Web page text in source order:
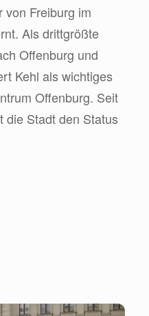
von Freiburg im
Als drittgrößte
Offenburg und
Kehl als wichtiges
Offenburg. Seit
die Stadt den Status